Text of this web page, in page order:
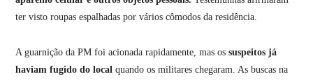
ter visto roupas espalhadas por vários cômodos da residência.
A guarnição da PM foi acionada rapidamente, mas os suspeitos já
haviam fugido do local quando os militares chegaram. As buscas na